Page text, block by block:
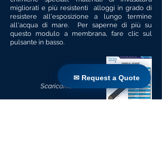
migliorati e più resistenti alloggi in grado di
resistere all'esposizione a lungo termine
all'acqua di mare. Per saperne di più su
questo modulo a membrana, fare clic sul
pulsante in basso.
Scaricamento
✉ Request a Quote
✉ Request a Quote